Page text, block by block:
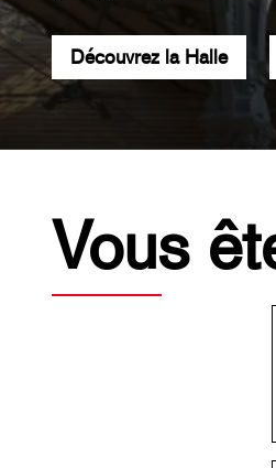
Découvrez la Halle
Vous